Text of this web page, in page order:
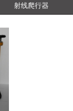
射线爬行器